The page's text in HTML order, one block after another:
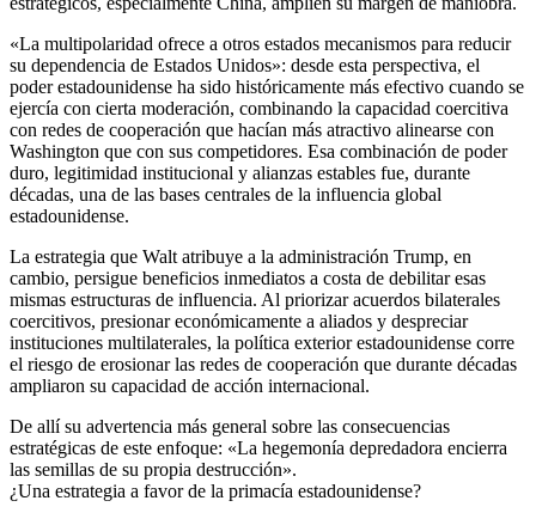
«La multipolaridad ofrece a otros estados mecanismos para reducir
su dependencia de Estados Unidos»: desde esta perspectiva, el
poder estadounidense ha sido históricamente más efectivo cuando se
ejercía con cierta moderación, combinando la capacidad coercitiva
con redes de cooperación que hacían más atractivo alinearse con
Washington que con sus competidores. Esa combinación de poder
duro, legitimidad institucional y alianzas estables fue, durante
décadas, una de las bases centrales de la influencia global
estadounidense.
La estrategia que Walt atribuye a la administración Trump, en
cambio, persigue beneficios inmediatos a costa de debilitar esas
mismas estructuras de influencia. Al priorizar acuerdos bilaterales
coercitivos, presionar económicamente a aliados y despreciar
instituciones multilaterales, la política exterior estadounidense corre
el riesgo de erosionar las redes de cooperación que durante décadas
ampliaron su capacidad de acción internacional.
De allí su advertencia más general sobre las consecuencias
estratégicas de este enfoque: «La hegemonía depredadora encierra
las semillas de su propia destrucción».
¿Una estrategia a favor de la primacía estadounidense?